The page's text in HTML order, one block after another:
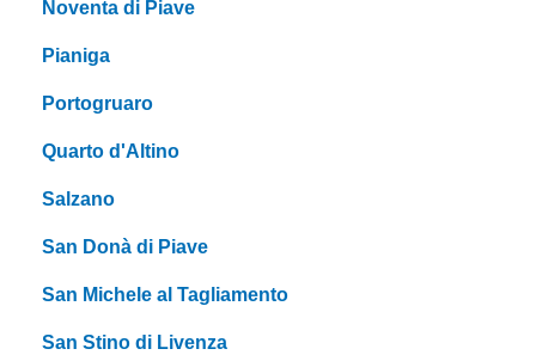
Noventa di Piave
Pianiga
Portogruaro
Quarto d'Altino
Salzano
San Donà di Piave
San Michele al Tagliamento
San Stino di Livenza